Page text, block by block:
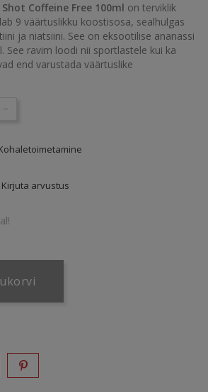
Coffeine Free 100ml on terviklik
9 väärtuslikku koostisosa, sealhulgas
ja niatsiini. See on eksootilise ananassi
See ravim loodi nii sportlastele kui ka
end varustada väärtuslike
-
Kirjuta arvustus